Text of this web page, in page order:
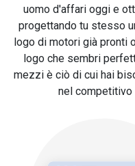
uomo d'affari oggi e
progettando tu stesso
logo di motori già pronti
logo che sembri
mezzi è ciò di cui hai
nel